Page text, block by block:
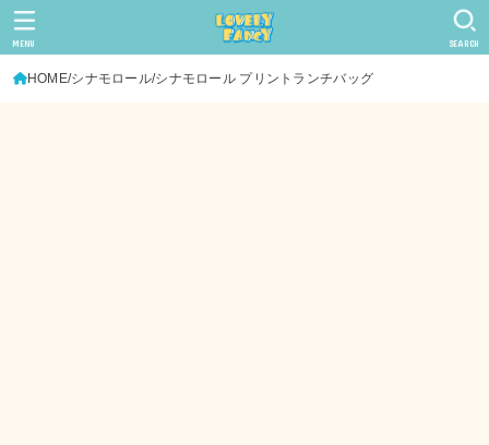
SEARCH
MENU
HOME シナモロール シナモロール プリントランチバッグ